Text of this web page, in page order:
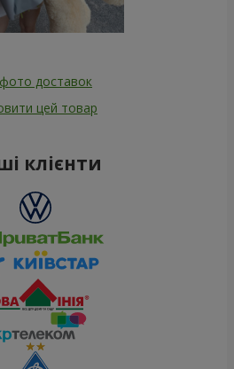
фото доставок
цей товар
клієнти